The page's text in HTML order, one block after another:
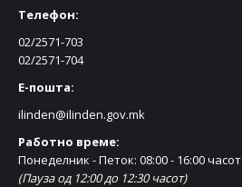
Телефон:
02/2571-703
02/2571-704
Е-пошта:
ilinden@ilinden.gov.mk
Работно време:
Понеделник - Петок: 08:00 - 16:00 часот
(Пауза од 12:00 до 12:30 часот)